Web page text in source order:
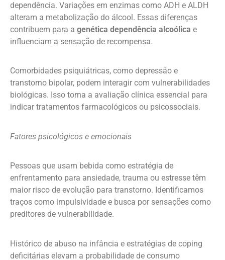
dependência. Variações em enzimas como ADH e ALDH
alteram a metabolização do álcool. Essas diferenças
contribuem para a genética dependência alcoólica e
influenciam a sensação de recompensa.
Comorbidades psiquiátricas, como depressão e
transtorno bipolar, podem interagir com vulnerabilidades
biológicas. Isso torna a avaliação clínica essencial para
indicar tratamentos farmacológicos ou psicossociais.
Fatores psicológicos e emocionais
Pessoas que usam bebida como estratégia de
enfrentamento para ansiedade, trauma ou estresse têm
maior risco de evolução para transtorno. Identificamos
traços como impulsividade e busca por sensações como
preditores de vulnerabilidade.
Histórico de abuso na infância e estratégias de coping
deficitárias elevam a probabilidade de consumo